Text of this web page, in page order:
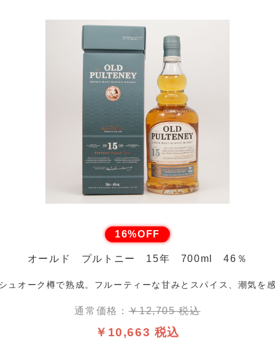
16%OFF
オールド プルトニー 15年 700ml 46％
ュオーク樽で熟成。フルーティーな甘みとスパイス、潮気を
通常価格：￥12,705 税込
￥10,663 税込